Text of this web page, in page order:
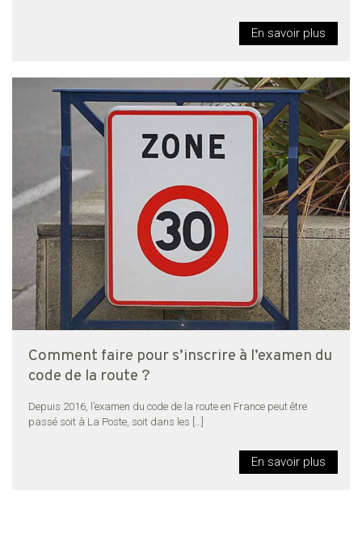
En savoir plus
Comment faire pour s’inscrire à l’examen du
code de la route ?
Depuis 2016, l’examen du code de la route en France peut être
passé soit à La Poste, soit dans les […]
En savoir plus